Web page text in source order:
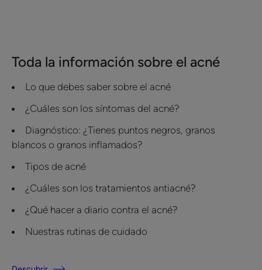
Toda la información sobre el acné
Lo que debes saber sobre el acné
¿Cuáles son los síntomas del acné?
Diagnóstico: ¿Tienes puntos negros, granos
blancos o granos inflamados?
Tipos de acné
¿Cuáles son los tratamientos antiacné?
¿Qué hacer a diario contra el acné?
Nuestras rutinas de cuidado